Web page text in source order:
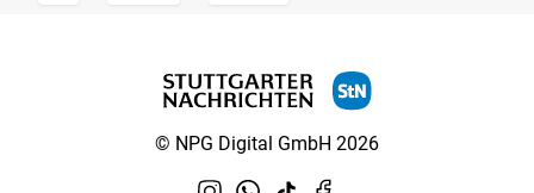
© NPG Digital GmbH 2026